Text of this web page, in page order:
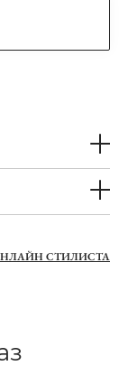
СТИЛИСТА